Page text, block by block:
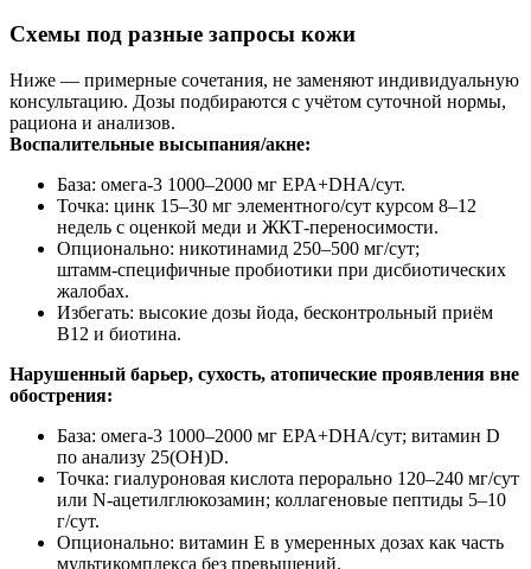
Схемы под разные запросы кожи
Ниже — примерные сочетания, не заменяют индивидуальную
консультацию. Дозы подбираются с учётом суточной нормы,
рациона и анализов.
Воспалительные высыпания/акне:
База: омега‑3 1000–2000 мг EPA+DHA/сут.
Точка: цинк 15–30 мг элементного/сут курсом 8–12
недель с оценкой меди и ЖКТ‑переносимости.
Опционально: никотинамид 250–500 мг/сут;
штамм‑специфичные пробиотики при дисбиотических
жалобах.
Избегать: высокие дозы йода, бесконтрольный приём
B12 и биотина.
Нарушенный барьер, сухость, атопические проявления вне
обострения:
База: омега‑3 1000–2000 мг EPA+DHA/сут; витамин D
по анализу 25(OH)D.
Точка: гиалуроновая кислота перорально 120–240 мг/сут
или N‑ацетилглюкозамин; коллагеновые пептиды 5–10
г/сут.
Опционально: витамин E в умеренных дозах как часть
мультикомплекса без превышений.